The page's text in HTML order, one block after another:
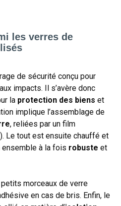
les verres de
de sécurité conçu pour
impacts. Il s’avère donc
la protection des biens et
implique l’assemblage de
, reliées par un film
Le tout est ensuite chauffé et
à la fois robuste et
morceaux de verre
en cas de bris. Enfin, le